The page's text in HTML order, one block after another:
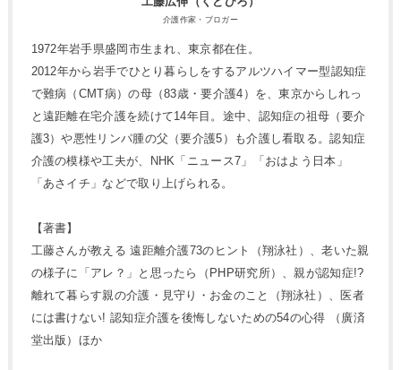
介護作家・ブロガー
1972年岩手県盛岡市生まれ、東京都在住。
2012年から岩手でひとり暮らしをするアルツハイマー型認知症
で難病（CMT病）の母（83歳・要介護4）を、東京からしれっ
と遠距離在宅介護を続けて14年目。途中、認知症の祖母（要介
護3）や悪性リンパ腫の父（要介護5）も介護し看取る。認知症
介護の模様や工夫が、NHK「ニュース7」「おはよう日本」
「あさイチ」などで取り上げられる。
【著書】
工藤さんが教える 遠距離介護73のヒント（翔泳社）、老いた親
の様子に「アレ？」と思ったら（PHP研究所）、親が認知症!?
離れて暮らす親の介護・見守り・お金のこと（翔泳社）、医者
には書けない! 認知症介護を後悔しないための54の心得 （廣済
堂出版）ほか